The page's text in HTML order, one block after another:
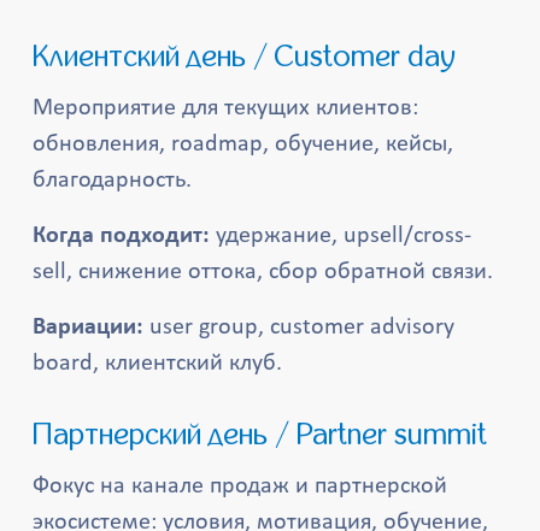
Клиентский день / Customer day
Мероприятие для текущих клиентов:
обновления, roadmap, обучение, кейсы,
благодарность.
Когда подходит: удержание, upsell/cross-
sell, снижение оттока, сбор обратной связи.
Вариации: user group, customer advisory
board, клиентский клуб.
Партнерский день / Partner summit
Фокус на канале продаж и партнерской
экосистеме: условия, мотивация, обучение,